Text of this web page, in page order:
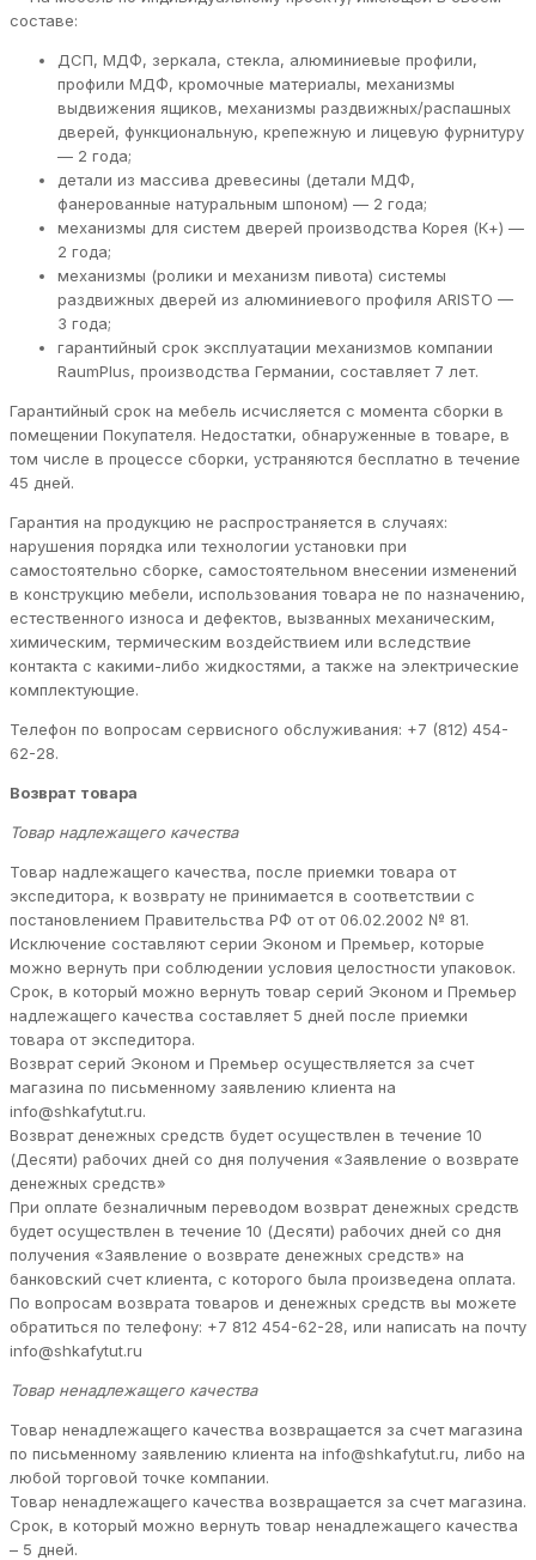
составе:
ДСП, МДФ, зеркала, стекла, алюминиевые профили,
профили МДФ, кромочные материалы, механизмы
выдвижения ящиков, механизмы раздвижных/распашных
дверей, функциональную, крепежную и лицевую фурнитуру
— 2 года;
детали из массива древесины (детали МДФ,
фанерованные натуральным шпоном) — 2 года;
механизмы для систем дверей производства Корея (К+) —
2 года;
механизмы (ролики и механизм пивота) системы
раздвижных дверей из алюминиевого профиля ARISTO —
3 года;
гарантийный срок эксплуатации механизмов компании
RaumPlus, производства Германии, составляет 7 лет.
Гарантийный срок на мебель исчисляется с момента сборки в
помещении Покупателя. Недостатки, обнаруженные в товаре, в
том числе в процессе сборки, устраняются бесплатно в течение
45 дней.
Гарантия на продукцию не распространяется в случаях:
нарушения порядка или технологии установки при
самостоятельно сборке, самостоятельном внесении изменений
в конструкцию мебели, использования товара не по назначению,
естественного износа и дефектов, вызванных механическим,
химическим, термическим воздействием или вследствие
контакта с какими-либо жидкостями, а также на электрические
комплектующие.
Телефон по вопросам сервисного обслуживания: +7 (812) 454-
62-28.
Возврат товара
Товар надлежащего качества
Товар надлежащего качества, после приемки товара от
экспедитора, к возврату не принимается в соответствии с
постановлением Правительства РФ от от 06.02.2002 № 81.
Исключение составляют серии Эконом и Премьер, которые
можно вернуть при соблюдении условия целостности упаковок.
Срок, в который можно вернуть товар серий Эконом и Премьер
надлежащего качества составляет 5 дней после приемки
товара от экспедитора.
Возврат серий Эконом и Премьер осуществляется за счет
магазина по письменному заявлению клиента на
info@shkafytut.ru.
Возврат денежных средств будет осуществлен в течение 10
(Десяти) рабочих дней со дня получения «Заявление о возврате
денежных средств»
При оплате безналичным переводом возврат денежных средств
будет осуществлен в течение 10 (Десяти) рабочих дней со дня
получения «Заявление о возврате денежных средств» на
банковский счет клиента, с которого была произведена оплата.
По вопросам возврата товаров и денежных средств вы можете
обратиться по телефону: +7 812 454-62-28, или написать на почту
info@shkafytut.ru
Товар ненадлежащего качества
Товар ненадлежащего качества возвращается за счет магазина
по письменному заявлению клиента на info@shkafytut.ru, либо на
любой торговой точке компании.
Товар ненадлежащего качества возвращается за счет магазина.
Срок, в который можно вернуть товар ненадлежащего качества
– 5 дней.